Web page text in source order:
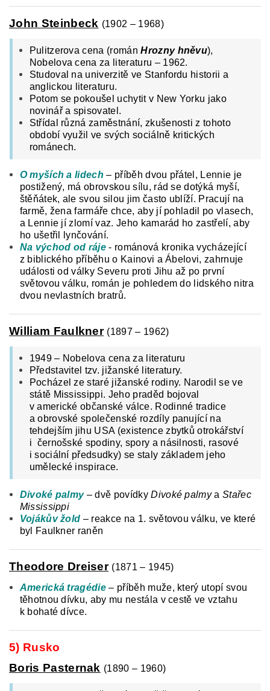
John Steinbeck (1902 – 1968)
Pulitzerova cena (románHrozny hněvu),
Nobelova cena za literaturu – 1962.
Studoval na univerzitě ve Stanfordu historii a
anglickou literaturu.
Potom se pokoušel uchytit v New Yorku jako
novinář a spisovatel.
Střídal různá zaměstnání, zkušenosti z tohoto
období využil ve svých sociálně kritických
románech.
O myších a lidech– příběh dvou přátel, Lennie je
postižený, má obrovskou sílu, rád se dotýká myší,
štěňátek, ale svou silou jim často ublíží. Pracují na
farmě, žena farmáře chce, aby jí pohladil po vlasech,
a Lennie jí zlomí vaz. Jeho kamarád ho zastřelí, aby
ho ušetřil lynčování.
Na východ od ráje - románová kronika vycházející
z biblického příběhu o Kainovi a Ábelovi, zahrnuje
události od války Severu proti Jihu až po první
světovou válku, román je pohledem do lidského nitra
dvou nevlastních bratrů.
William Faulkner (1897 – 1962)
1949 – Nobelova cena za literaturu
Představitel tzv. jižanské literatury.
Pocházel ze staré jižanské rodiny. Narodil se ve
státě Mississippi. Jeho praděd bojoval
v americké občanské válce. Rodinné tradice
a obrovské společenské rozdíly panující na
tehdejším jihu USA (existence zbytků otrokářství
i černošské spodiny, spory a násilnosti, rasové
i sociální předsudky) se staly základem jeho
umělecké inspirace.
Divoké palmy – dvě povídkyDivoké palmyaStařec
Mississippi
Vojákův žold – reakce na 1. světovou válku, ve které
byl Faulkner raněn
Theodore Dreiser (1871 – 1945)
Americká tragédie– příběh muže, který utopí svou
těhotnou dívku, aby mu nestála v cestě ve vztahu
k bohaté dívce.
5) Rusko
Boris Pasternak (1890 – 1960)